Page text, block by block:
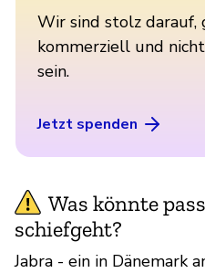
Wir sind stolz darauf,
kommerziell und
sein.
Jetzt spenden
Was könnte
schiefgeht?
Jabra - ein in Dänemark